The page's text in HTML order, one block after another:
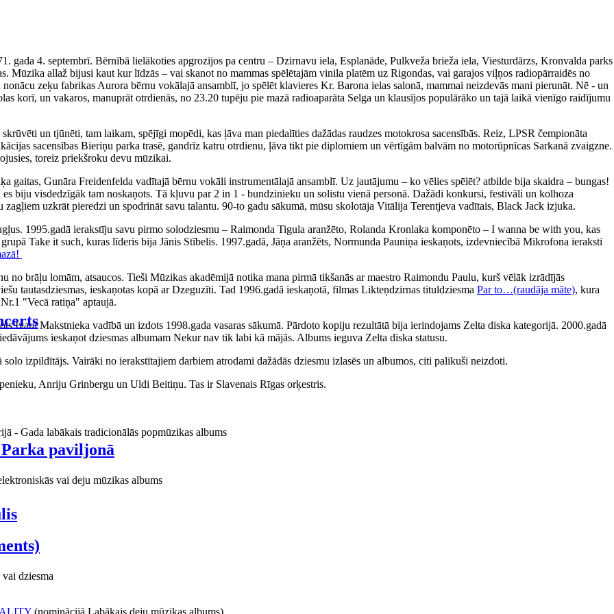
paviljonā
gada 4. septembrī. Bērnībā lielākoties apgrozījos pa centru – Dzirnavu iela, Esplanāde, Pulkveža brieža iela, Viesturdārzs, Kronvalda parks
Mūzika allaž bijusi kaut kur līdzās – vai skanot no mammas spēlētajām vinila platēm uz Rigondas, vai garajos viļņos radiopārraidēs no
zeķu fabrikas Aurora bērnu vokālajā ansamblī, jo spēlēt klavieres Kr. Barona ielas salonā, mammai neizdevās mani pierunāt. Nē - un
korī, un vakaros, manuprāt otrdienās, no 23.20 tupēju pie mazā radioaparāta Selga un klausījos populārāko un tajā laikā vienīgo raidījumu
un tjūnēti, tam laikam, spējīgi mopēdi, kas ļāva man piedalīties dažādas raudzes motokrosa sacensībās. Reiz, LPSR čempionāta
sacensības Bieriņu parka trasē, gandrīz katru otrdienu, ļāva tikt pie diplomiem un vērtīgām balvām no motorūpnīcas Sarkanā zvaigzne.
toreiz priekšroku devu mūzikai.
gaitas, Gunāra Freidenfelda vadītajā bērnu vokāli instrumentālajā ansamblī. Uz jautājumu – ko vēlies spēlēt? atbilde bija skaidra – bungas!
biju visdedzīgāk tam noskaņots. Tā kļuvu par 2 in 1 - bundzinieku un solistu vienā personā. Dažādi konkursi, festivāli un kolhoza
uzkrāt pieredzi un spodrināt savu talantu. 90-to gadu sākumā, mūsu skolotāja Vitālija Terentjeva vadītais, Black Jack izjuka.
1995.gadā ierakstīju savu pirmo solodziesmu – Raimonda Tigula aranžēto, Rolanda Kronlaka komponēto – I wanna be with you, kas
Take it such, kuras līderis bija Jānis Stībelis. 1997.gadā, Jāņa aranžēts, Normunda Pauniņa ieskaņots, izdevniecībā Mikrofona ieraksti
brāļu lomām, atsaucos. Tieši Mūzikas akadēmijā notika mana pirmā tikšanās ar maestro Raimondu Paulu, kurš vēlāk izrādījās
tautasdziesmas, ieskaņotas kopā ar Dzeguzīti. Tad 1996.gadā ieskaņotā, filmas Likteņdzirnas tituldziesma Par to…(raudāja māte), kura
"Vecā ratiņa" aptaujā.
Ivara Makstnieka vadībā un izdots 1998.gada vasaras sākumā. Pārdoto kopiju rezultātā bija ierindojams Zelta diska kategorijā. 2000.gadā
ieskaņot dziesmas albumam Nekur nav tik labi kā mājās. Albums ieguva Zelta diska statusu.
izpildītājs. Vairāki no ierakstītajiem darbiem atrodami dažādās dziesmu izlasēs un albumos, citi palikuši neizdoti.
Anriju Grinbergu un Uldi Beitiņu. Tas ir Slavenais Rīgas orķestris.
- Gada labākais tradicionālās popmūzikas albums
vai deju mūzikas albums
dziesma
(nominācijā Labākais deju mūzikas albums)